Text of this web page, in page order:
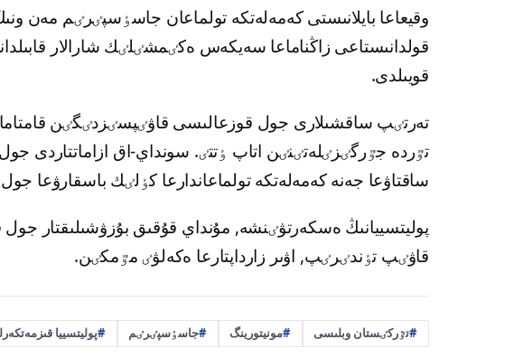
وقيعاعا بايلانىستى كەمەلەتكە تولماعان جاسٶسپٸرٸم مەن
قولدانىستاعى زاڭناماعا سەيكەس ەكٸمشٸلٸك شارالار
قويىلدى.
تەرتٸپ ساقشىلارى جول قوزعالىسى قاۋٸپسٸزدٸگٸن
تٷردە جٷرگٸزٸلەتٸنٸن اتاپ ٶتتٸ. سونداي-اق ازاماتتاردى
ساقتاۋعا جەنە كەمەلەتكە تولماعاندارعا كٶلٸك باسقارۋعا
پوليتسييانىڭ ەسكەرتۋٸنشە, مۇنداي قۇقىق بۇزۋشىلىقتار جول
قاۋٸپ تٶندٸرٸپ, اۋىر زارداپتارعا ەكەلۋٸ مٷمكٸن.
تٷركٸستان وبلىسى مونيتورينگ جاسٶسپٸرٸم پوليتسييا